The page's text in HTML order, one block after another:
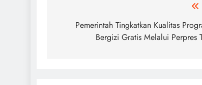
navigation
Pemerintah Tingkatkan Kualitas
Bergizi Gratis Melalui Perpres